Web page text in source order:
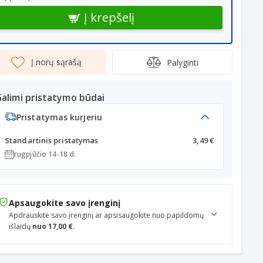
Į krepšelį
Į norų sąrašą Palyginti
pristatymo būdai
Pristatymas kurjeriu
Standartinis pristatymas 3,49 €
rugpjūčio 14-18 d.
Apsaugokite savo įrenginį
Apdrauskite savo įrenginį ar apsisaugokite nuo papildomų
išlaidų nuo 17,00 €.